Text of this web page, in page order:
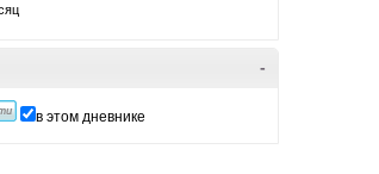
-
в этом дневнике